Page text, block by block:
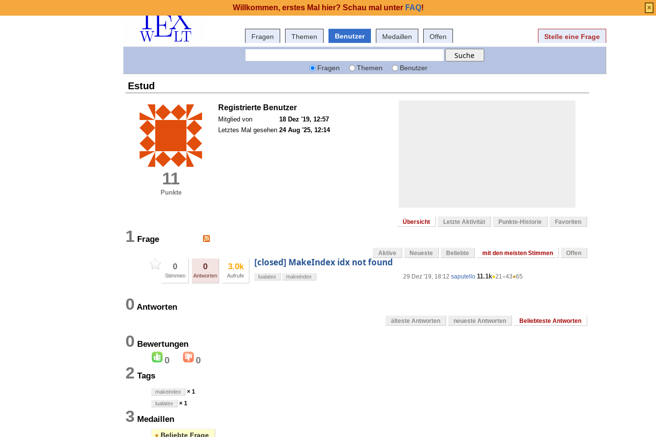
Fragen Themen Benutzer Medaillen Offen Stelle eine Frage
Fragen Themen Benutzer
Estud
11
Punkte
Registrierte Benutzer
Mitglied von
18 Dez '19, 12:57
Letztes Mal gesehen 24 Aug '25, 12:14
Übersicht Letzte Aktivität Punkte-Historie Favoriten
1 Frage
Aktive Neueste Beliebte mit den meisten Stimmen Offen
0
Stimmen
0
Antworten
3.0k
Aufrufe
[closed] MakeIndex idx not found
29 Dez '19, 18:12 saputello 11.1k●21●43●65
lualatex makeindex
0 Antworten
älteste Antworten neueste Antworten Beliebteste Antworten
0 Bewertungen
0 0
2 Tags
makeindex × 1
lualatex × 1
3 Medaillen
● Beliebte Frage
Willkommen, erstes Mal hier? Schau mal unter FAQ! ×